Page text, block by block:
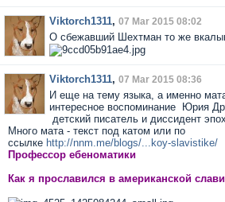
Viktorch1311, 07 Mar 2015 08:02
О сбежавший Шехтман то же
Viktorch1311, 07 Mar 2015 08:36
И еще на тему языка, а именно
интересное воспоминание Юрия
детский писатель и диссидент
Много мата - текст под катом или по
ссылке http://nnm.me/blogs/...koy-slavistike/
Профессор ебеноматики
Как я прославился в американской